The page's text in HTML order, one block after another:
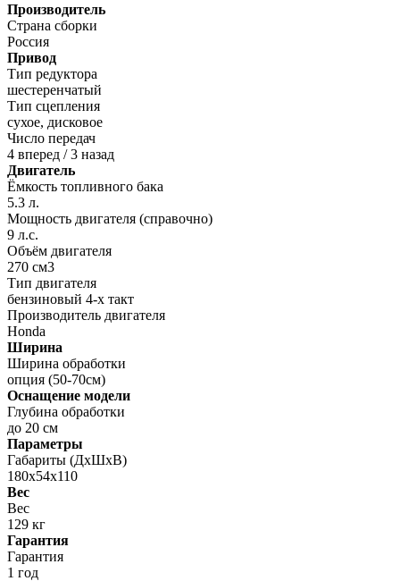
Производитель
Страна сборки
Россия
Привод
Тип редуктора
шестеренчатый
Тип сцепления
сухое, дисковое
Число передач
4 вперед / 3 назад
Двигатель
Ёмкость топливного бака
5.3 л.
Мощность двигателя (справочно)
9 л.с.
Объём двигателя
270 см3
Тип двигателя
бензиновый 4-х такт
Производитель двигателя
Honda
Ширина
Ширина обработки
опция (50-70см)
Оснащение модели
Глубина обработки
до 20 см
Параметры
Габариты (ДхШхВ)
180х54х110
Вес
Вес
129 кг
Гарантия
Гарантия
1 год